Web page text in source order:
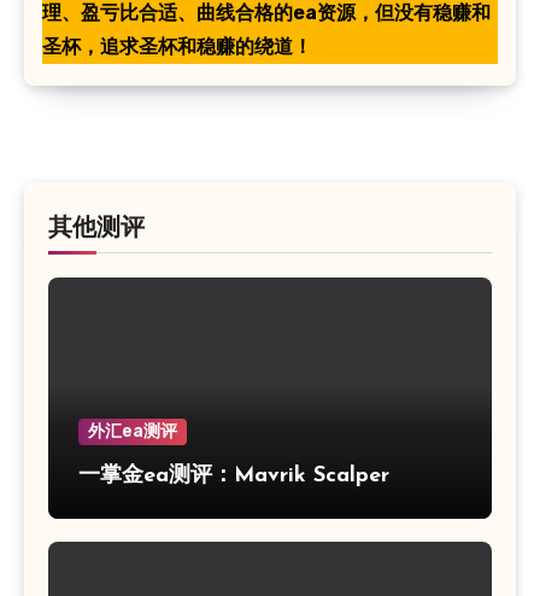
理、盈亏比合适、曲线合格的ea资源，但没有稳赚和
圣杯，追求圣杯和稳赚的绕道！
其他测评
外汇ea测评
一掌金ea测评：Mavrik Scalper